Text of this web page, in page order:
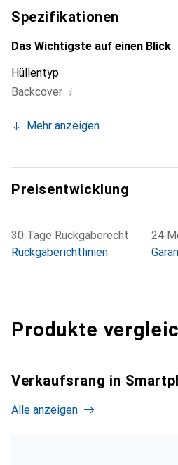
anspruchsvolle Kundschaft.
Spezifikationen
Das Wichtigste auf einen Blick
Hüllentyp
Backcover i
Mehr anzeigen
Preisentwicklung
30 Tage Rückgaberecht
Rückgaberichtlinien
24
Produkte
Verkaufsrang in
Alle anzeigen